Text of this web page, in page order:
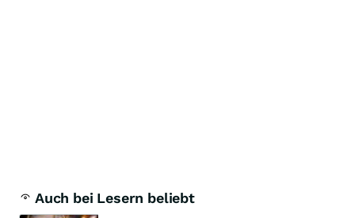
Auch bei Lesern beliebt